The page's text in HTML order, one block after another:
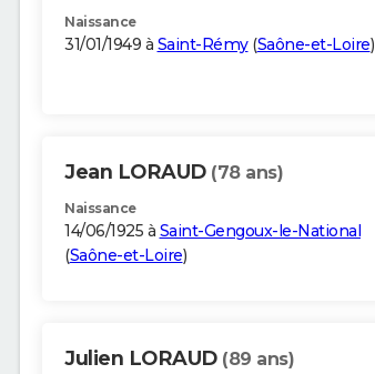
Naissance
31/01/1949 à Saint-Rémy(Saône-et-Loire)
Jean LORAUD (78 ans)
Naissance
14/06/1925 à Saint-Gengoux-le-National
(Saône-et-Loire)
Julien LORAUD (89 ans)